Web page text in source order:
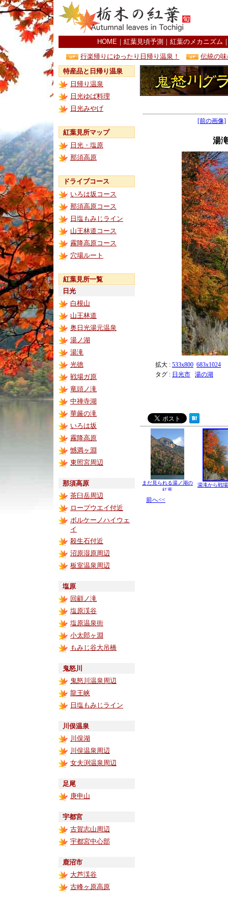
HOME ｜ 紅葉見頃予測 ｜ 紅葉のメカニズム
行楽帰りにゆったり日帰り温泉！
伝統の
特産品と日帰り温泉
日帰り温泉
日光ゆば料理
日光みやげ
紅葉見所マップ
日光・塩原
那須高原
ドライブコース
いろは坂コース
那須高原コース
日塩もみじライン
山王林道コース
霧降高原コース
穴場ルート
紅葉見所一覧
日光
白根山
山王林道
奥日光湯元温泉
湯ノ湖
湯滝
光徳
戦場ガ原
竜頭ノ滝
中禅寺湖
華厳の滝
いろは坂
霧降高原
憾満ヶ淵
東照宮周辺
那須高原
茶臼岳周辺
ロープウエイ付近
ボルケーノハイウェ
イ
殺生石付近
沼原湿原周辺
板室温泉周辺
塩原
回顧ノ滝
塩原渓谷
塩原温泉街
小太郎ヶ淵
もみじ谷大吊橋
鬼怒川
鬼怒川温泉周辺
龍王峡
日塩もみじライン
川俣温泉
川俣湖
川俣温泉周辺
女夫渕温泉周辺
足尾
庚申山
宇都宮
古賀志山周辺
宇都宮中心部
鹿沼市
大芦渓谷
古峰ヶ原高原
[前の画像]
湯
拡大 : 533x800 683x1024
タグ : 日光市 湯の湖
まだ見られる湯ノ湖の
紅葉
湯滝から戦
前へ<<